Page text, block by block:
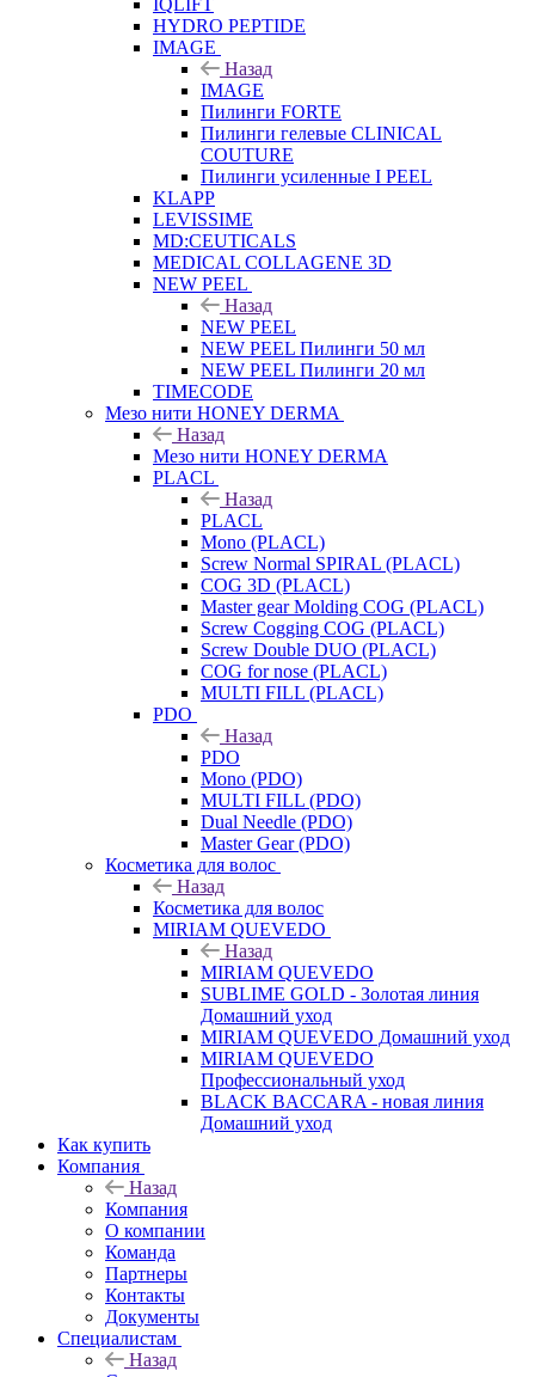
IQLIFT
HYDRO PEPTIDE
IMAGE
Назад
IMAGE
Пилинги FORTE
Пилинги гелевые CLINICAL
COUTURE
Пилинги усиленные I PEEL
KLAPP
LEVISSIME
MD:CEUTICALS
MEDICAL COLLAGENE 3D
NEW PEEL
Назад
NEW PEEL
NEW PEEL Пилинги 50 мл
NEW PEEL Пилинги 20 мл
TIMECODE
Мезо нити HONEY DERMA
Назад
Мезо нити HONEY DERMA
PLACL
Назад
PLACL
Mono (PLACL)
Screw Normal SPIRAL (PLACL)
COG 3D (PLACL)
Master gear Molding COG (PLACL)
Screw Cogging COG (PLACL)
Screw Double DUO (PLACL)
COG for nose (PLACL)
MULTI FILL (PLACL)
PDO
Назад
PDO
Mono (PDO)
MULTI FILL (PDO)
Dual Needle (PDO)
Master Gear (PDO)
Косметика для волос
Назад
Косметика для волос
MIRIAM QUEVEDO
Назад
MIRIAM QUEVEDO
SUBLIME GOLD - Золотая линия
Домашний уход
MIRIAM QUEVEDO Домашний уход
MIRIAM QUEVEDO
Профессиональный уход
BLACK BACCARA - новая линия
Домашний уход
Как купить
Компания
Назад
Компания
О компании
Команда
Партнеры
Контакты
Документы
Специалистам
Назад